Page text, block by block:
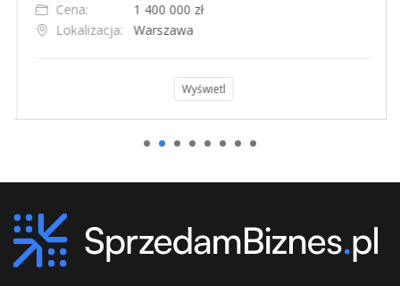
Cena:
1 400 000 zł
Lokalizacja:
Warszawa
Wyświetl